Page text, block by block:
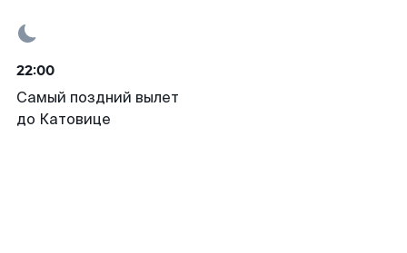
22:00
Самый поздний вылет
до Катовице